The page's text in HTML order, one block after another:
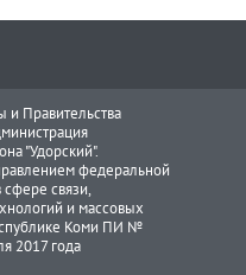
и Правительства
"Удорский".
федеральной
связи,
и массовых
Коми ПИ №
2017 года